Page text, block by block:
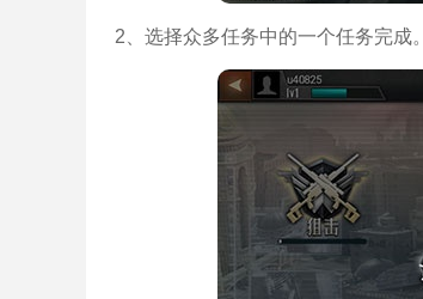
2、选择众多任务中的一个任务完成。